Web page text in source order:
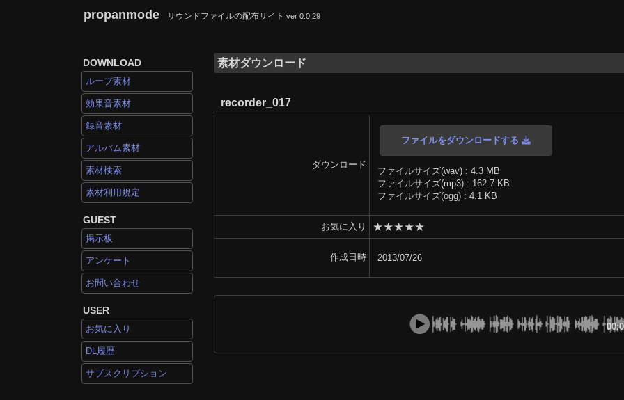
propanmode サウンドファイルの配布サイト ver 0.0.29
DOWNLOAD
ループ素材
効果音素材
録音素材
アルバム素材
素材検索
素材利用規定
GUEST
掲示板
アンケート
お問い合わせ
USER
お気に入り
DL履歴
サブスクリプション
素材ダウンロード
recorder_017
ダウンロード
ファイルをダウンロードする
ファイルサイズ(wav) : 4.3 MB
ファイルサイズ(mp3) : 162.7 KB
ファイルサイズ(ogg) : 4.1 KB
お気に入り ★★★★★
作成日時 2013/07/26